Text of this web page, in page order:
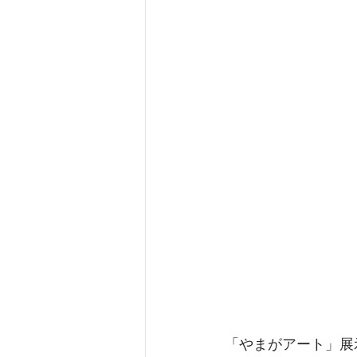
「やまがアート」